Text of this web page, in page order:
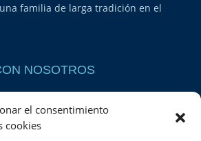
el consentimiento
cookies
familia de larga tradición en el
NOSOTROS
Teodoro Camino, 19, 02002